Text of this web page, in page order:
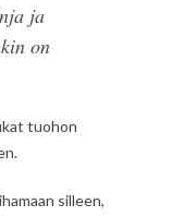
ja
on
tuohon
silleen,